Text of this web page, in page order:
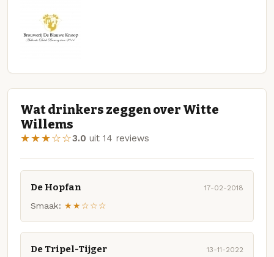
Wat drinkers zeggen over Witte
Willems
★★★☆☆3.0 uit 14 reviews
De Hopfan 17-02-2018
Smaak: ★★☆☆☆
De Tripel-Tijger 13-11-2022